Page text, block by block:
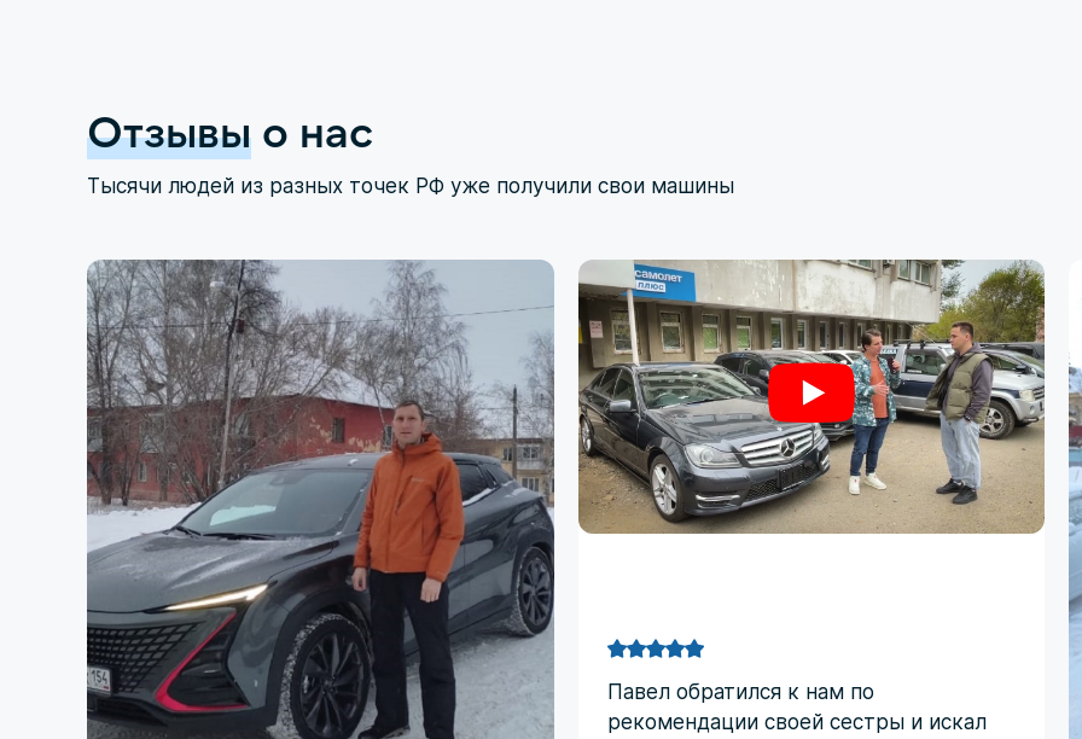
Отзывы о нас
Тысячи людей из разных точек РФ уже получили свои машины
Павел обратился к нам по
рекомендации своей сестры и искал